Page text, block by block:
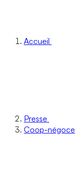
Accueil
Presse
Coop-négoce